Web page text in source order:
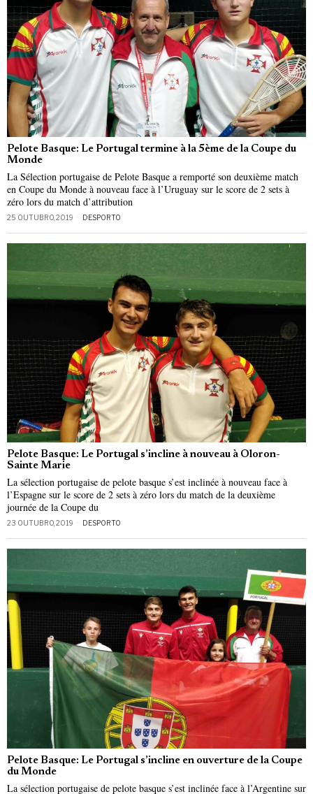
Pelote Basque: Le Portugal termine à la 5ème de la Coupe du
Monde
La Sélection portugaise de Pelote Basque a remporté son deuxième match
en Coupe du Monde à nouveau face à l’Uruguay sur le score de 2 sets à
zéro lors du match d’attribution
25 OUTUBRO, 2019 DESPORTO
Pelote Basque: Le Portugal s’incline à nouveau à Oloron-
Sainte Marie
La sélection portugaise de pelote basque s’est inclinée à nouveau face à
l’Espagne sur le score de 2 sets à zéro lors du match de la deuxième
journée de la Coupe du
23 OUTUBRO, 2019 DESPORTO
Pelote Basque: Le Portugal s’incline en ouverture de la Coupe
du Monde
La sélection portugaise de pelote basque s’est inclinée face à l’Argentine sur